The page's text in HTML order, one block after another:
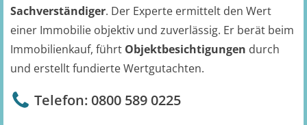
Sachverständiger. Der Experte ermittelt den Wert
einer Immobilie objektiv und zuverlässig. Er berät beim
Immobilienkauf, führt Objektbesichtigungen durch
und erstellt fundierte Wertgutachten.
Telefon: 0800 589 0225